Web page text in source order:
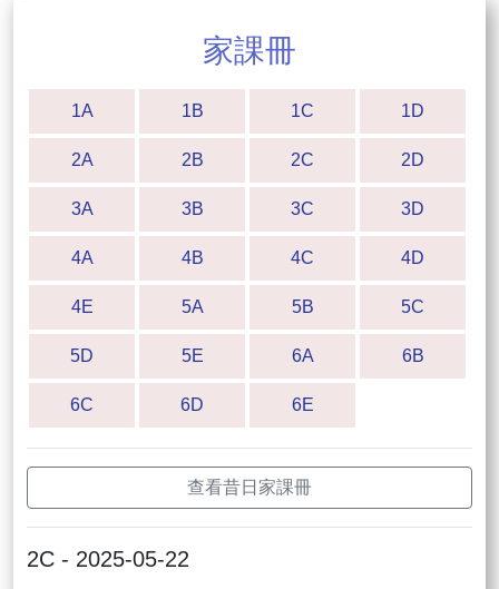
家課冊
1A 1B 1C 1D
2A 2B 2C 2D
3A 3B 3C 3D
4A 4B 4C 4D
4E 5A 5B 5C
5D 5E 6A 6B
6C 6D 6E
查看昔日家課冊
2C - 2025-05-22